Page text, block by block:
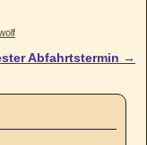
Abfahrtstermin →